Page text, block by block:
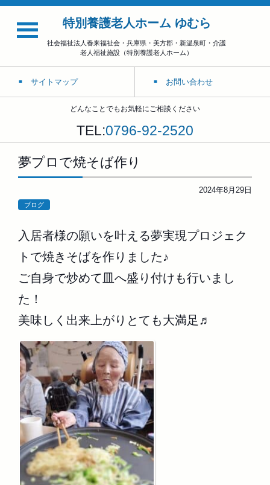
特別養護老人ホーム ゆむら
社会福祉法人春来福祉会・兵庫県・美方郡・新温泉町・介護
老人福祉施設（特別養護老人ホーム）
サイトマップ お問い合わせ
どんなことでもお気軽にご相談ください
TEL:0796-92-2520
夢プロで焼そば作り
2024年8月29日
ブログ
入居者様の願いを叶える夢実現プロジェク
トで焼きそばを作りました♪
ご自身で炒めて皿へ盛り付けも行いまし
た！
美味しく出来上がりとても大満足♬